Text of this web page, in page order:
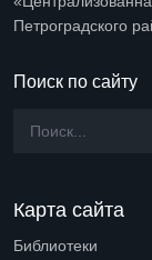
Петроградского
Поиск по сайту
Карта сайта
Библиотеки